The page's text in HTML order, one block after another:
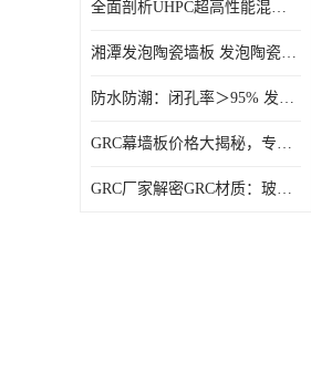
全面剖析UHPC超高性能混凝土：优势显著，劣势何在？
湘潭发泡陶瓷墙板 发泡陶瓷装饰构件 轻质高强：密度低但抗压强度高
防水防潮：闭孔率＞95% 发泡陶瓷装饰构件 南阳发泡陶瓷厂家
GRC幕墙板价格大揭秘，专业厂家报价助您轻松掌控预算
GRC厂家解密GRC材质：玻璃纤维与水泥复合，创新建筑新选择